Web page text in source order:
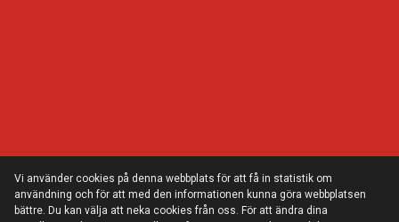
Vi använder cookies på denna webbplats för att få in statistik om
användning och för att med den informationen kunna göra webbplatsen
bättre. Du kan välja att neka cookies från oss. För att ändra dina